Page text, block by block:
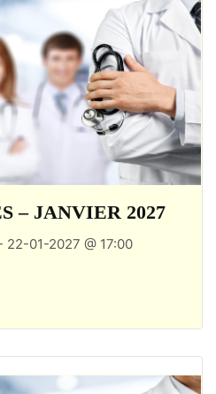
– JANVIER 2027
22-01-2027 @ 17:00